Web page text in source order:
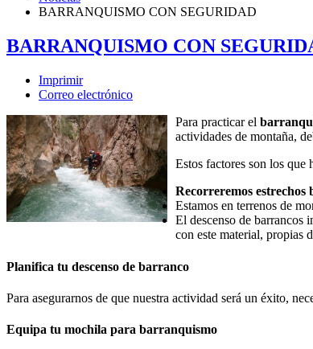
BARRANQUISMO CON SEGURIDAD
BARRANQUISMO CON
Imprimir
Correo electrónico
Para practicar el
actividades de montaña,
Estos factores son los que
Recorreremos
Estamos en terrenos de
El descenso de barrancos
con este material, propias
Planifica tu descenso de barranco
Para asegurarnos de que nuestra actividad será un éxito,
Equipa tu mochila para barranquismo